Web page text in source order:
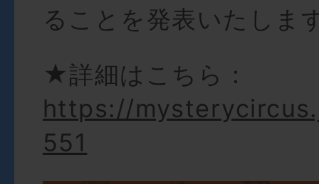
ることを発表いたしま
★詳細はこちら：
https://
551